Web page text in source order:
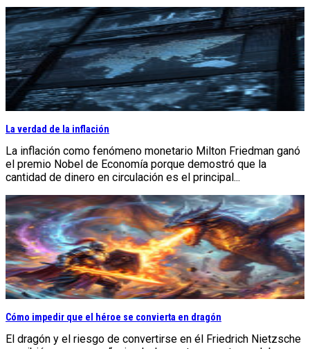
La verdad de la inflación
La inflación como fenómeno monetario Milton Friedman ganó
el premio Nobel de Economía porque demostró que la
cantidad de dinero en circulación es el principal...
Cómo impedir que el héroe se convierta en dragón
El dragón y el riesgo de convertirse en él Friedrich Nietzsche